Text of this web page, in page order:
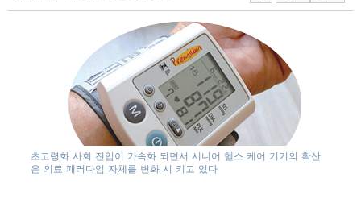
초고령화 사회 진입이 가속화 되면서 시니어 헬스 케어 기기의 확산
은 의료 패러다임 자체를 변화 시 키고 있다